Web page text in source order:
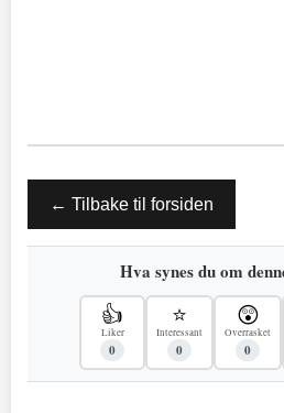
← Tilbake til forsiden
Hva synes du om
👍
Liker
0
⭐
Interessant
0
😲
Overrasket
0